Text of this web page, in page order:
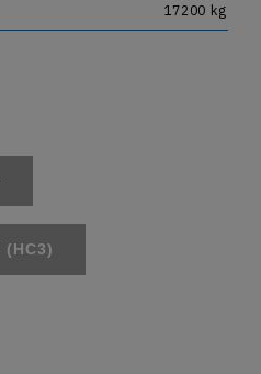
17200 kg
(HC3)